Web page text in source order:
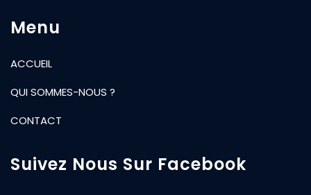
Menu
ACCUEIL
QUI SOMMES-NOUS ?
CONTACT
Suivez Nous Sur Facebook